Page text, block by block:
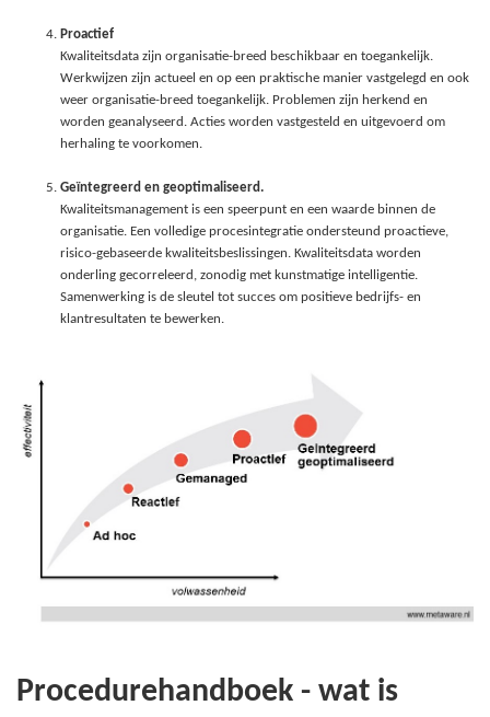
Proactief
Kwaliteitsdata zijn organisatie-breed beschikbaar en toegankelijk.
Werkwijzen zijn actueel en op een praktische manier vastgelegd en ook
weer organisatie-breed toegankelijk. Problemen zijn herkend en
worden geanalyseerd. Acties worden vastgesteld en uitgevoerd om
herhaling te voorkomen.
Geïntegreerd en geoptimaliseerd.
Kwaliteitsmanagement is een speerpunt en een waarde binnen de
organisatie. Een volledige procesintegratie ondersteund proactieve,
risico-gebaseerde kwaliteitsbeslissingen. Kwaliteitsdata worden
onderling gecorreleerd, zonodig met kunstmatige intelligentie.
Samenwerking is de sleutel tot succes om positieve bedrijfs- en
klantresultaten te bewerken.
Procedurehandboek - wat is